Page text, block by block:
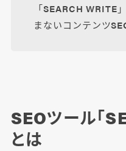
「SEARCH WRITE
まないコンテンツ
SEOツール「
とは